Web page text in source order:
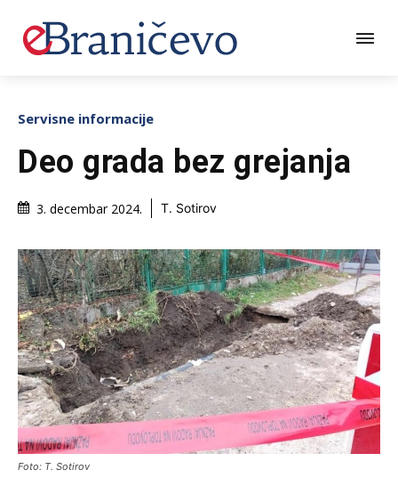
Servisne informacije
Deo grada bez grejanja
3. decembar 2024. T. Sotirov
Foto: T. Sotirov